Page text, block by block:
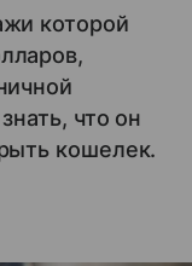
которой
что он
кошелек.